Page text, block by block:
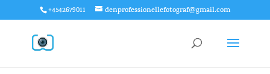
+4542679011 denprofessionellefotograf@gmail.com